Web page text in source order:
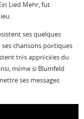
Lied Mehr, fut
ses quelques
chansons poétiques
très appréciées du
même si Blumfeld
ses messages